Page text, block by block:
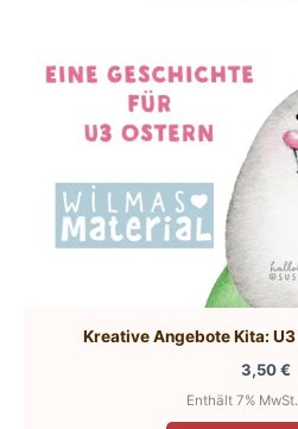
Kreative Angebote Kita:
3,50€
Enthält 7% MwSt.